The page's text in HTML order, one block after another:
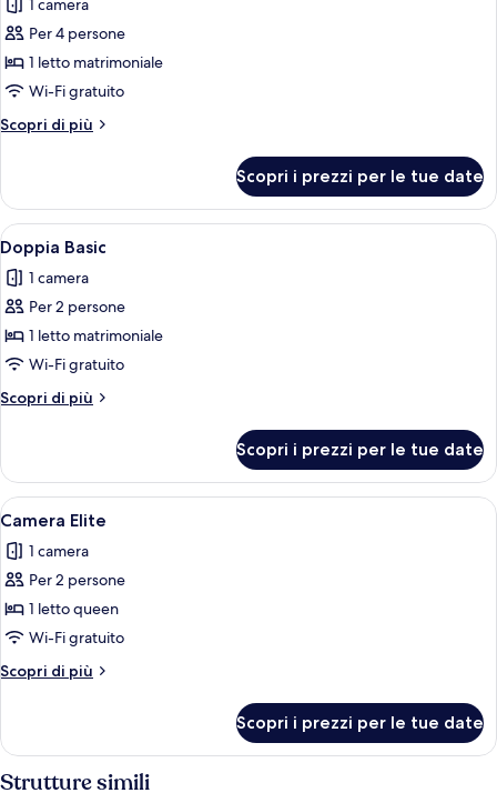
letto,
balcone
le
foto
per
Exclusive
Suite
Vasca
Accesso
Piscina
1 camera
Per 4 persone
1 letto matrimoniale
Wi-Fi gratuito
Scopri di più
Altri
Suite
Vasca
Idromassaggio,
Accesso
Piscina
Scopri i prezzi per le tue date
Apri
tutte
le
foto
per
Doppia
Basic
Camera da letto con un letto
4
Doppia Basic
1 camera
Per 2 persone
1 letto matrimoniale
Wi-Fi gratuito
Scopri di più
Altri
Basic
Scopri i prezzi per le tue date
Apri
tutte
le
foto
per
Camera
Elite
Un corridoio con stipite in legno,
1
Camera Elite
1 camera
Per 2 persone
1 letto queen
Wi-Fi gratuito
Scopri di più
Altri
Elite
Scopri i prezzi per le tue date
Strutture simili